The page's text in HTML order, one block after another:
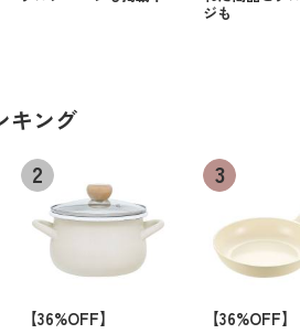
ジも
キング
【36%OFF】
【36%OFF】